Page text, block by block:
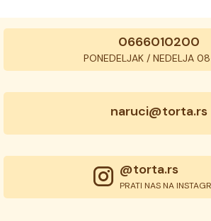
0666010200
PONEDELJAK / NEDELJA
naruci@torta.rs
@torta.rs
PRATI NAS NA